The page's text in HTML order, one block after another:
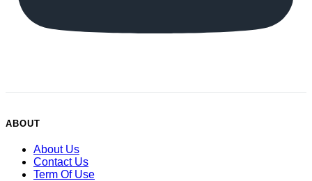
ABOUT
About Us
Contact Us
Term Of Use